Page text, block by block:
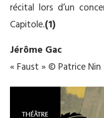
récital lors d’un
Capitole.(1)
Jérôme Gac
« Faust » © Patrice Nin